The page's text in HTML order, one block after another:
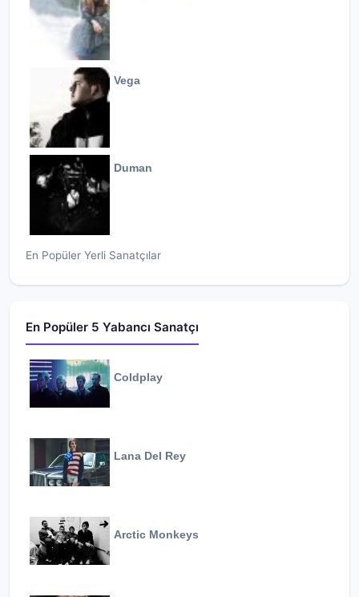
Vega
Duman
En Popüler Yerli Sanatçılar
En Popüler 5 Yabancı Sanatçı
Coldplay
Lana Del Rey
Arctic Monkeys